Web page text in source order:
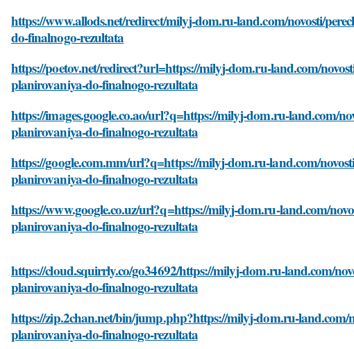
https://www.allods.net/redirect/milyj-dom.ru-land.com/novosti/
do-finalnogo-rezultata
https://poetov.net/redirect?url=https://milyj-dom.ru-land.com/
planirovaniya-do-finalnogo-rezultata
https://images.google.co.ao/url?q=https://milyj-dom.ru-land.com/
planirovaniya-do-finalnogo-rezultata
https://google.com.mm/url?q=https://milyj-dom.ru-land.com/
planirovaniya-do-finalnogo-rezultata
https://www.google.co.uz/url?q=https://milyj-dom.ru-land.com/
planirovaniya-do-finalnogo-rezultata
https://cloud.squirrly.co/go34692/https://milyj-dom.ru-land.com/
planirovaniya-do-finalnogo-rezultata
https://zip.2chan.net/bin/jump.php?https://milyj-dom.ru-land.com/
planirovaniya-do-finalnogo-rezultata